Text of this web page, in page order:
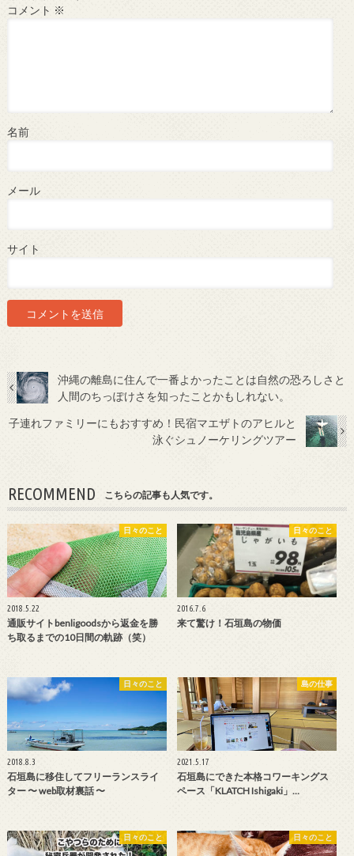
コメント ※
名前
メール
サイト
沖縄の離島に住んで一番よかったことは自然の恐ろしさと
人間のちっぽけさを知ったことかもしれない。
子連れファミリーにもおすすめ！民宿マエザトのアヒルと
泳ぐシュノーケリングツアー
RECOMMEND こちらの記事も人気です。
日々のこと
2018.5.22
通販サイトbenligoodsから返金を勝
ち取るまでの10日間の軌跡（笑）
日々のこと
2016.7.6
来て驚け！石垣島の物価
日々のこと
2018.8.3
石垣島に移住してフリーランスライ
ター 〜 web取材裏話 〜
島の仕事
2021.5.17
石垣島にできた本格コワーキングス
ペース「KLATCH Ishigaki」…
日々のこと 日々のこと